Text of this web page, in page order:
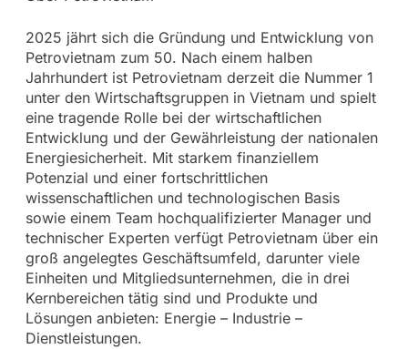
2025 jährt sich die Gründung und Entwicklung von
Petrovietnam zum 50. Nach einem halben
Jahrhundert ist Petrovietnam derzeit die Nummer 1
unter den Wirtschaftsgruppen in Vietnam und spielt
eine tragende Rolle bei der wirtschaftlichen
Entwicklung und der Gewährleistung der nationalen
Energiesicherheit. Mit starkem finanziellem
Potenzial und einer fortschrittlichen
wissenschaftlichen und technologischen Basis
sowie einem Team hochqualifizierter Manager und
technischer Experten verfügt Petrovietnam über ein
groß angelegtes Geschäftsumfeld, darunter viele
Einheiten und Mitgliedsunternehmen, die in drei
Kernbereichen tätig sind und Produkte und
Lösungen anbieten: Energie – Industrie –
Dienstleistungen.